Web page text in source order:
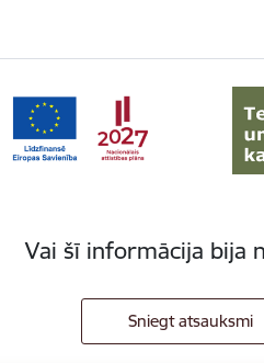
Vai šī informācija bija
Sniegt atsauksmi